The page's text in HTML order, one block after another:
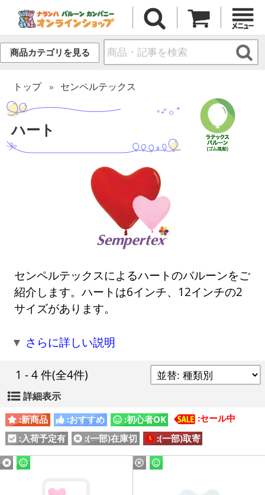
商品カテゴリを見る
トップ センペルテックス
ハート
センペルテックスによるハートのバルーンをご
紹介します。ハートは6インチ、12インチの2
サイズがあります。
▼ さらに詳しい説明
1 - 4 件(全4件)
詳細表示
:新商品 :おすすめ :初心者OK
:セール中
:入荷予定有
:(一部)在庫切 :(一部)取寄